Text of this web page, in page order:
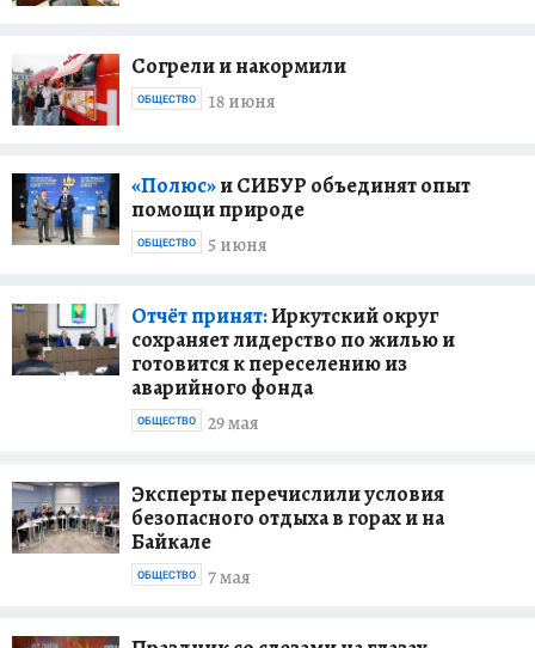
Согрели и накормили
18 июня
ОБЩЕСТВО
«Полюс»и СИБУР объединят опыт
помощи природе
5 июня
ОБЩЕСТВО
Отчёт принят:Иркутский округ
сохраняет лидерство по жилью и
готовится к переселению из
аварийного фонда
29 мая
ОБЩЕСТВО
Эксперты перечислили условия
безопасного отдыха в горах и на
Байкале
7 мая
ОБЩЕСТВО